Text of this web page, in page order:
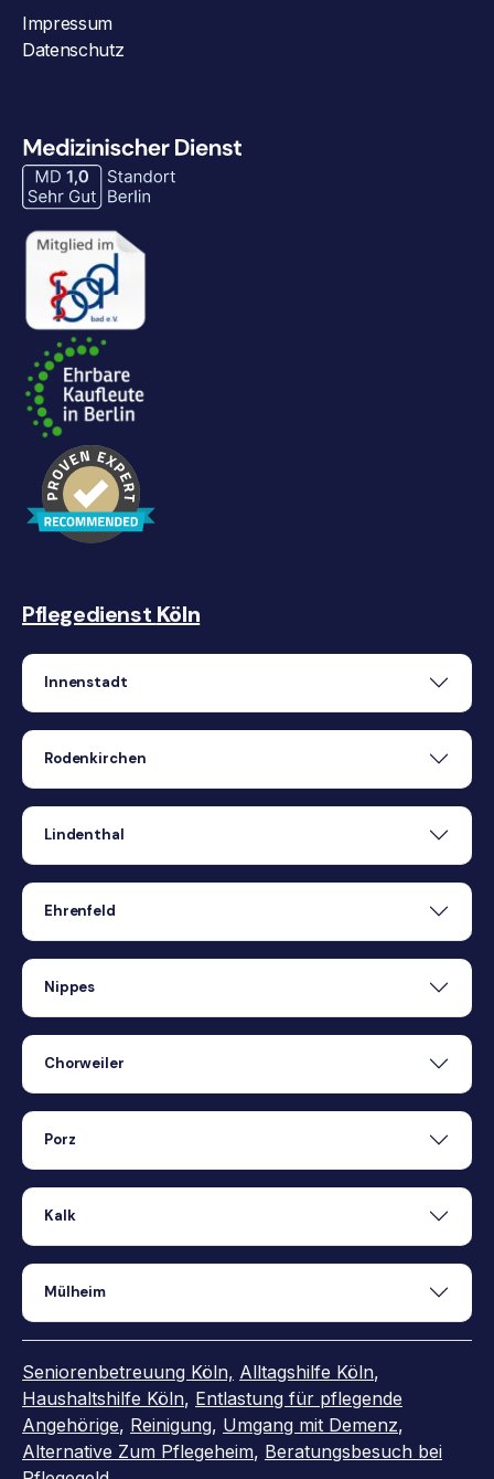
Impressum
Datenschutz
Pflegedienst Köln
Innenstadt
Rodenkirchen
Lindenthal
Ehrenfeld
Nippes
Chorweiler
Porz
Kalk
Mülheim
Seniorenbetreuung Köln, Alltagshilfe Köln,
Haushaltshilfe Köln, Entlastung für pflegende
Angehörige, Reinigung, Umgang mit Demenz,
Alternative Zum Pflegeheim, Beratungsbesuch bei